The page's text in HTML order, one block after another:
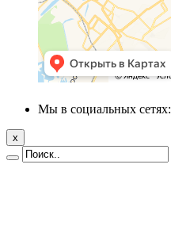
Мы в социальных сетях:
x